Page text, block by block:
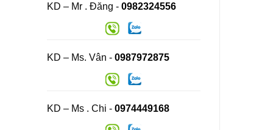
KD – Mr . Đăng - 0982324556
KD – Ms. Vân - 0987972875
KD – Ms . Chi - 0974449168